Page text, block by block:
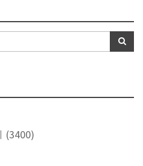
(3400)